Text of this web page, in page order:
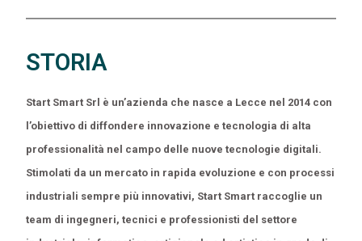
STORIA
Start Smart Srl è un’azienda che nasce a Lecce nel 2014 con
l’obiettivo di diffondere innovazione e tecnologia di alta
professionalità nel campo delle nuove tecnologie digitali.
Stimolati da un mercato in rapida evoluzione e con processi
industriali sempre più innovativi, Start Smart raccoglie un
team di ingegneri, tecnici e professionisti del settore